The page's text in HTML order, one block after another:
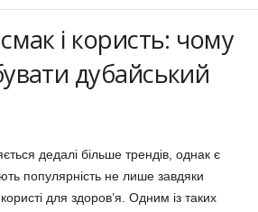
і користь: чому
дубайський
дедалі більше трендів, однак є
популярність не лише завдяки
для здоров’я. Одним із таких